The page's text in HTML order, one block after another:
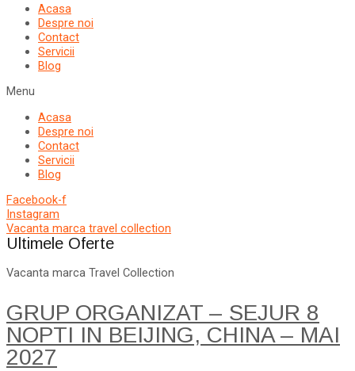
Acasa
Despre noi
Contact
Servicii
Blog
Menu
Acasa
Despre noi
Contact
Servicii
Blog
Facebook-f
Instagram
Vacanta marca travel collection
Ultimele Oferte
Vacanta marca Travel Collection
GRUP ORGANIZAT – SEJUR 8
NOPTI IN BEIJING, CHINA – MAI
2027